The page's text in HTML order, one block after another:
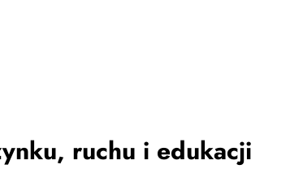
ruchu i edukacji